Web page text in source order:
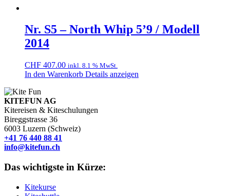
Nr. S5 – North Whip 5’9 / Modell
2014
CHF 407.00 inkl. 8.1 % MwSt.
In den Warenkorb Details anzeigen
KITEFUN AG
Kitereisen & Kiteschulungen
Bireggstrasse 36
6003 Luzern (Schweiz)
+41 76 440 88 41
info@kitefun.ch
Das wichtigste in Kürze:
Kitekurse